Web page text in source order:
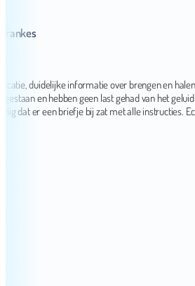
duidelijke informatie over brengen en halen. Pop
en hebben geen last gehad van het geluid wat
er een briefje bij zat met alle instructies. Echt